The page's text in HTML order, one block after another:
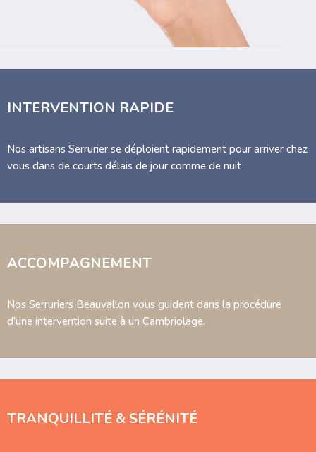
INTERVENTION RAPIDE
Nos artisans Serrurier se déploient rapidement pour arriver chez
vous dans de courts délais de jour comme de nuit
ACCOMPAGNEMENT
Nos Serruriers Beauvallon vous guident dans la procédure
d’une intervention suite à un Cambriolage.
TRANQUILLITÉ & SÉRÉNITÉ